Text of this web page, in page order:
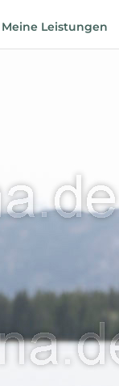
Meine Leistungen